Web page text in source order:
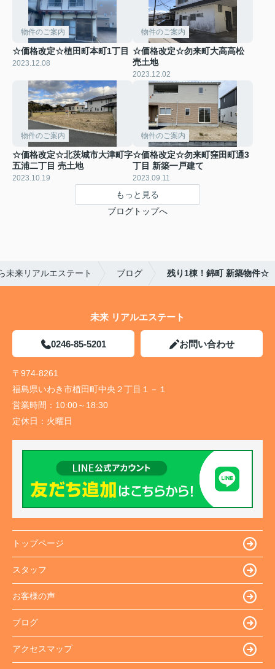
物件のご案内
☆価格改定☆植田町本町1丁目
2023.12.08
物件のご案内
☆価格改定☆勿来町大高高松
売土地
2023.12.02
物件のご案内
☆価格改定☆北茨城市大津町字
五浦二丁目 売土地
2023.10.19
物件のご案内
☆価格改定☆勿来町窪田町通3
丁目 新築一戸建て
2023.09.11
もっと見る
ブログトップへ
未来リアルエステート ブログ 残り1棟！錦町 新築物件☆
未来 リアルエステート
0246-85-5201 お問い合わせ
〒974-8261
福島県いわき市植田町中央２丁目１－１
営業時間： 10:00～18:30
定休日： 火曜日
トップページ
スタッフ
お客様の声
ブログ
アクセスマップ